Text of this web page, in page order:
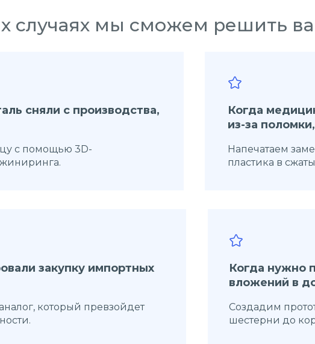
случаях мы сможем решить
Когда
из-за
Напечатаем
пластика в
сняли с производства,
с помощью 3D-
Когда нужно
вложений в
Создадим
шестерни до
закупку импортных
который превзойдет